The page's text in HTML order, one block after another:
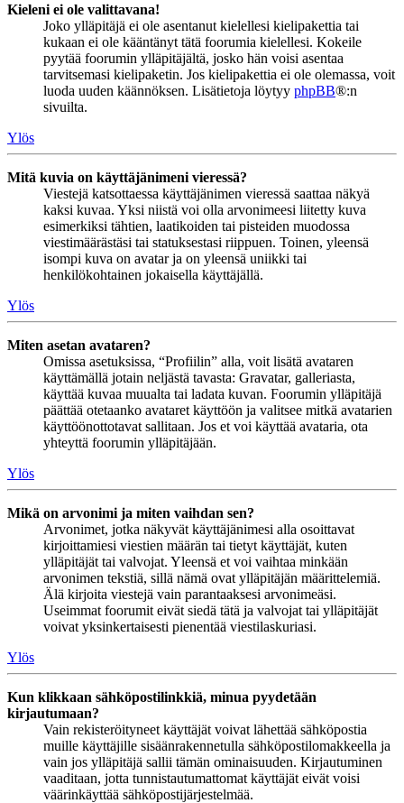
Kieleni ei ole valittavana!
Joko ylläpitäjä ei ole asentanut kielellesi kielipakettia tai
kukaan ei ole kääntänyt tätä foorumia kielellesi. Kokeile
pyytää foorumin ylläpitäjältä, josko hän voisi asentaa
tarvitsemasi kielipaketin. Jos kielipakettia ei ole olemassa, voit
luoda uuden käännöksen. Lisätietoja löytyy phpBB®:n
sivuilta.
Ylös
Mitä kuvia on käyttäjänimeni vieressä?
Viestejä katsottaessa käyttäjänimen vieressä saattaa näkyä
kaksi kuvaa. Yksi niistä voi olla arvonimeesi liitetty kuva
esimerkiksi tähtien, laatikoiden tai pisteiden muodossa
viestimäärästäsi tai statuksestasi riippuen. Toinen, yleensä
isompi kuva on avatar ja on yleensä uniikki tai
henkilökohtainen jokaisella käyttäjällä.
Ylös
Miten asetan avataren?
Omissa asetuksissa, “Profiilin” alla, voit lisätä avataren
käyttämällä jotain neljästä tavasta: Gravatar, galleriasta,
käyttää kuvaa muualta tai ladata kuvan. Foorumin ylläpitäjä
päättää otetaanko avataret käyttöön ja valitsee mitkä avatarien
käyttöönottotavat sallitaan. Jos et voi käyttää avataria, ota
yhteyttä foorumin ylläpitäjään.
Ylös
Mikä on arvonimi ja miten vaihdan sen?
Arvonimet, jotka näkyvät käyttäjänimesi alla osoittavat
kirjoittamiesi viestien määrän tai tietyt käyttäjät, kuten
ylläpitäjät tai valvojat. Yleensä et voi vaihtaa minkään
arvonimen tekstiä, sillä nämä ovat ylläpitäjän määrittelemiä.
Älä kirjoita viestejä vain parantaaksesi arvonimeäsi.
Useimmat foorumit eivät siedä tätä ja valvojat tai ylläpitäjät
voivat yksinkertaisesti pienentää viestilaskuriasi.
Ylös
Kun klikkaan sähköpostilinkkiä, minua pyydetään
kirjautumaan?
Vain rekisteröityneet käyttäjät voivat lähettää sähköpostia
muille käyttäjille sisäänrakennetulla sähköpostilomakkeella ja
vain jos ylläpitäjä sallii tämän ominaisuuden. Kirjautuminen
vaaditaan, jotta tunnistautumattomat käyttäjät eivät voisi
väärinkäyttää sähköpostijärjestelmää.